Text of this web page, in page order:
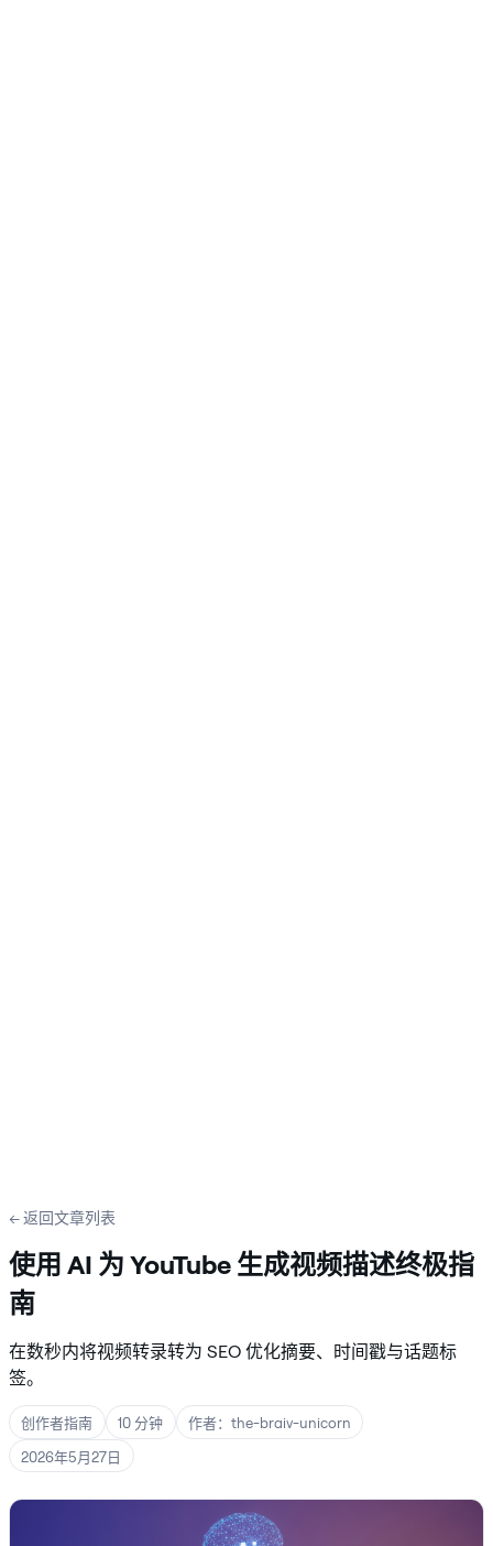
← 返回文章列表
使用 AI 为 YouTube 生成视频描述终极指
南
在数秒内将视频转录转为 SEO 优化摘要、时间戳与话题标
签。
创作者指南 10 分钟
作者：the-braiv-unicorn
2026年5月27日